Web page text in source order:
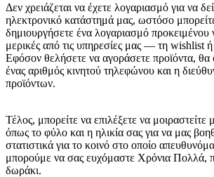
Δεν χρειάζεται να έχετε λογαριασμό για να
ηλεκτρονικό κατάστημά μας, ωστόσο
δημιουργήσετε ένα λογαριασμό προκειμένου
μερικές από τις υπηρεσίες μας — τη wishlist
Εφόσον θελήσετε να αγοράσετε προϊόντα, θα
ένας αριθμός κινητού τηλεφώνου και η
προϊόντων.
Τέλος, μπορείτε να επιλέξετε να μοιραστείτε
όπως το φύλο και η ηλικία σας για να μας
στατιστικά για το κοινό στο οποίο
μπορούμε να σας ευχόμαστε Χρόνια Πολλά,
δωράκι.